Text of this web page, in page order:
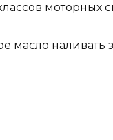
моторных
масло наливать